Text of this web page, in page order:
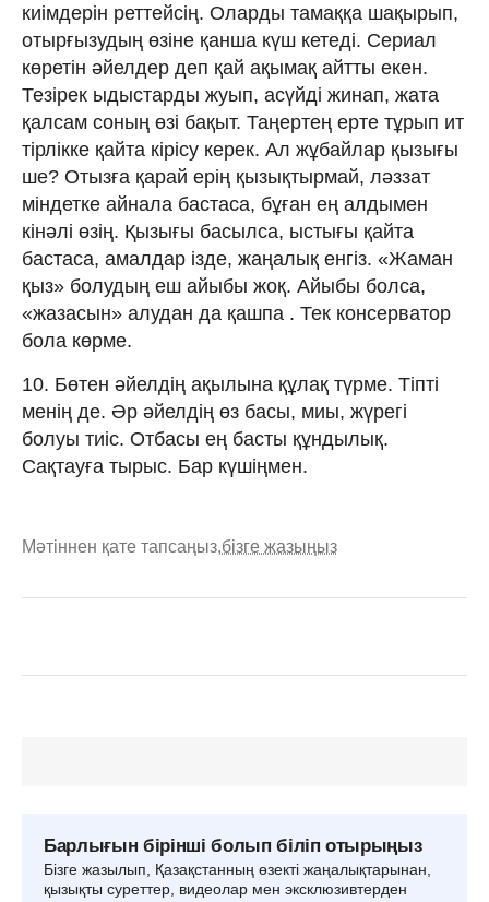
киімдерін реттейсің. Оларды тамаққа шақырып,
отырғызудың өзіне қанша күш кетеді. Сериал
көретін әйелдер деп қай ақымақ айтты екен.
Тезірек ыдыстарды жуып, асүйді жинап, жата
қалсам соның өзі бақыт. Таңертең ерте тұрып ит
тірлікке қайта кірісу керек. Ал жұбайлар қызығы
ше? Отызға қарай ерің қызықтырмай, ләззат
міндетке айнала бастаса, бұған ең алдымен
кінәлі өзің. Қызығы басылса, ыстығы қайта
бастаса, амалдар ізде, жаңалық енгіз. «Жаман
қыз» болудың еш айыбы жоқ. Айыбы болса,
«жазасын» алудан да қашпа . Тек консерватор
бола көрме.
10. Бөтен әйелдің ақылына құлақ түрме. Тіпті
менің де. Әр әйелдің өз басы, миы, жүрегі
болуы тиіс. Отбасы ең басты құндылық.
Сақтауға тырыс. Бар күшіңмен.
Мәтіннен қате тапсаңыз,бізге жазыңыз
Барлығын бірінші болып біліп отырыңыз
Бізге жазылып, Қазақстанның өзекті жаңалықтарынан,
қызықты суреттер, видеолар мен эксклюзивтерден